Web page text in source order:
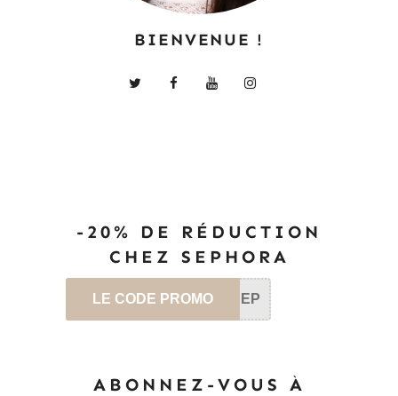
BIENVENUE !
-20% DE RÉDUCTION
CHEZ SEPHORA
LE CODE PROMO SEP
ABONNEZ-VOUS À